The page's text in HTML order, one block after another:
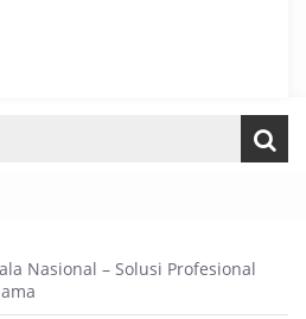
Nasional – Solusi Profesional